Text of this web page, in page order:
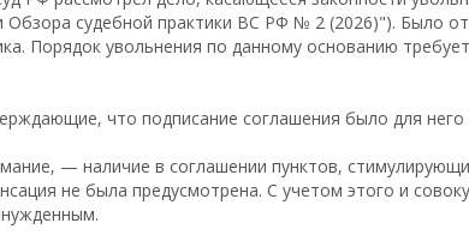
судебной практики ВС РФ № 2 (2026)"). Было
Порядок увольнения по данному основанию
что подписание соглашения было для
— наличие в соглашении пунктов,
не была предусмотрена. С учетом этого и